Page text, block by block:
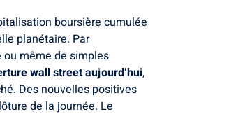
boursière cumulée
planétaire. Par
ou même de simples
wall street aujourd’hui,
Des nouvelles positives
de la journée. Le